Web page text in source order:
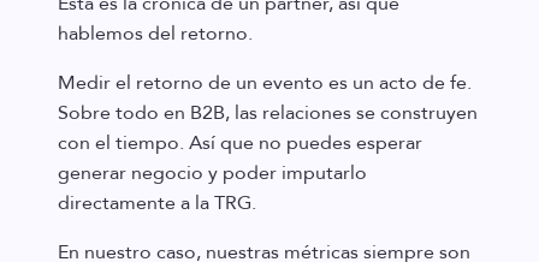
hablemos del retorno.
Medir el retorno de un evento es un acto de fe.
Sobre todo en B2B, las relaciones se construyen
con el tiempo. Así que no puedes esperar
generar negocio y poder imputarlo
directamente a la TRG.
En nuestro caso, nuestras métricas siempre son